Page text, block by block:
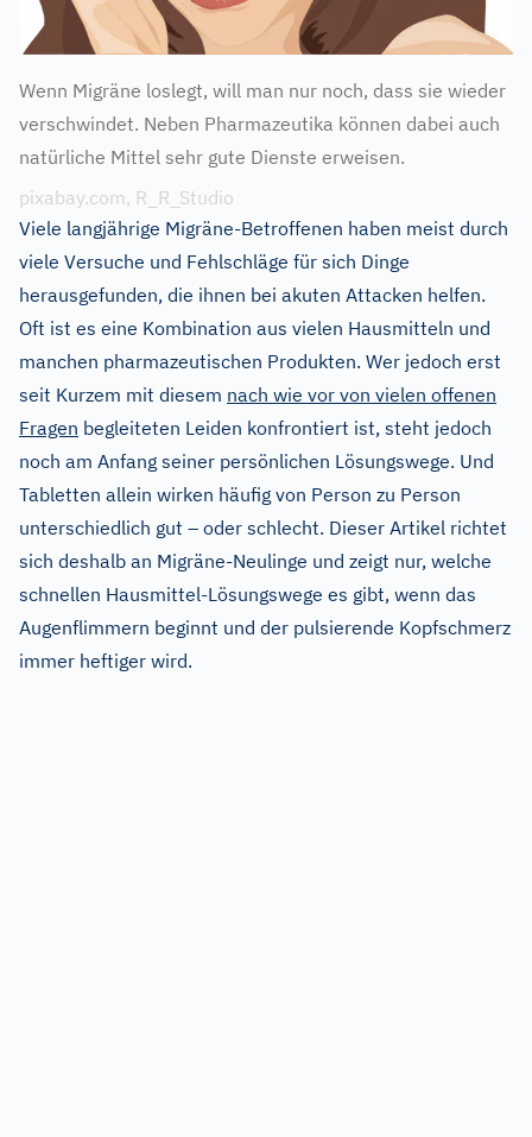
Wenn Migräne loslegt, will man nur noch, dass sie wieder
verschwindet. Neben Pharmazeutika können dabei auch
natürliche Mittel sehr gute Dienste erweisen.
pixabay.com, R_R_Studio
Viele langjährige Migräne-Betroffenen haben meist durch
viele Versuche und Fehlschläge für sich Dinge
herausgefunden, die ihnen bei akuten Attacken helfen.
Oft ist es eine Kombination aus vielen Hausmitteln und
manchen pharmazeutischen Produkten. Wer jedoch erst
seit Kurzem mit diesem nach wie vor von vielen offenen
Fragen begleiteten Leiden konfrontiert ist, steht jedoch
noch am Anfang seiner persönlichen Lösungswege. Und
Tabletten allein wirken häufig von Person zu Person
unterschiedlich gut – oder schlecht. Dieser Artikel richtet
sich deshalb an Migräne-Neulinge und zeigt nur, welche
schnellen Hausmittel-Lösungswege es gibt, wenn das
Augenflimmern beginnt und der pulsierende Kopfschmerz
immer heftiger wird.